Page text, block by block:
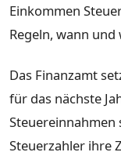
Einkommen
Regeln, wann und
Das Finanzamt
für das nächste
Steuereinnahmen
Steuerzahler ihre